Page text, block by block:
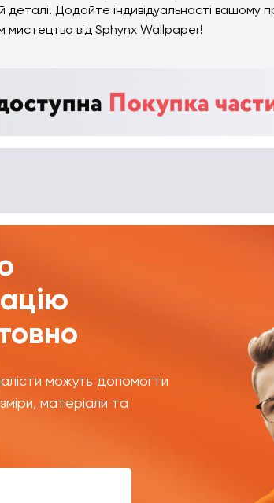
деталі. Додайте індивідуальності вашому
мистецтва від Sphynx Wallpaper!
можуть допомогти
матеріали та